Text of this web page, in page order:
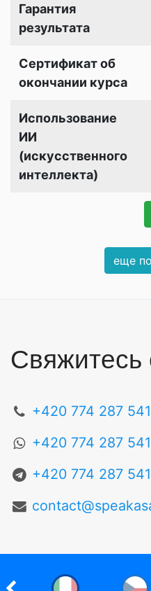
Гарантия
результата
Сертификат об
окончании курса
Использование
ИИ
(искусственного
интеллекта)
еще
Свяжитесь
+420 774 287 541
+420 774 287
+420 774 287